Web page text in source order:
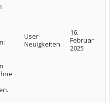
User-
Neuigkeiten
16.
Februar
2025